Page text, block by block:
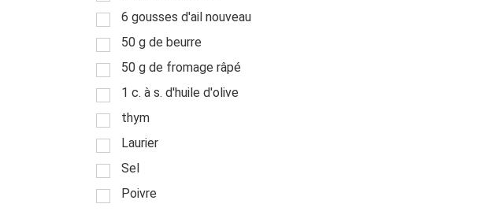
6 gousses d'ail nouveau
50 g de beurre
50 g de fromage râpé
1 c. à s. d'huile d'olive
thym
Laurier
Sel
Poivre